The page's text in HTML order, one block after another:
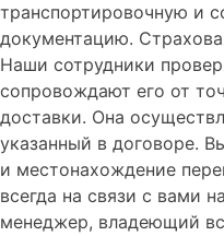
транспортировочную и
документацию.
Наши сотрудники
сопровождают его от
доставки. Она
указанный в договоре.
и местонахождение
всегда на связи с вами
менеджер, владеющий